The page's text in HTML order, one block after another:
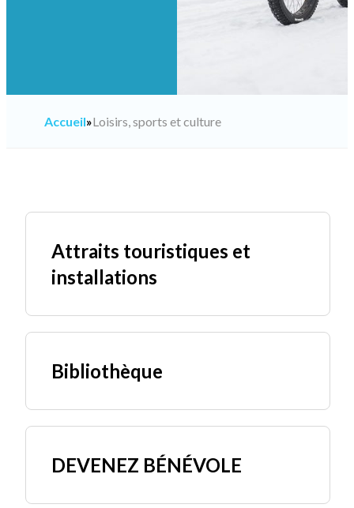
Accueil»Loisirs, sports et culture
Attraits touristiques et
installations
Bibliothèque
DEVENEZ BÉNÉVOLE